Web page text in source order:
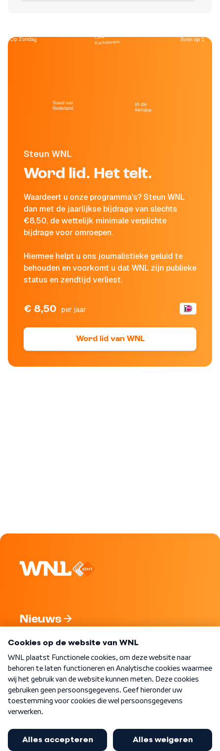
Steun WNL
Word lid. Het telt.
Waardeert u onze programma's? Steun WNL
dan met de jaarlijkse bijdrage van slechts
€8,50, de wettelijk minimale verplichte
bijdrage voor omroepen.
Hiermee helpt u ons journalistieke geluid te
behouden en voorkomt u dat WNL zijn publieke
status en zendtijd verliest.
€ 8,50 per jaar
Word lid van WNL
Op Zondag
Stand van
Nederland
Café
Kockelmann
In de
kantine
Sven op 1
Nieuws
Nieuwsbrief
Word Lid